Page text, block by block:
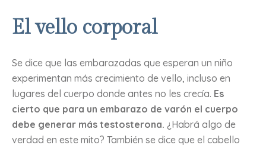
El vello corporal
Se dice que las embarazadas que esperan un niño
experimentan más crecimiento de vello, incluso en
lugares del cuerpo donde antes no les crecía. Es
cierto que para un embarazo de varón el cuerpo
debe generar más testosterona. ¿Habrá algo de
verdad en este mito? También se dice que el cabello